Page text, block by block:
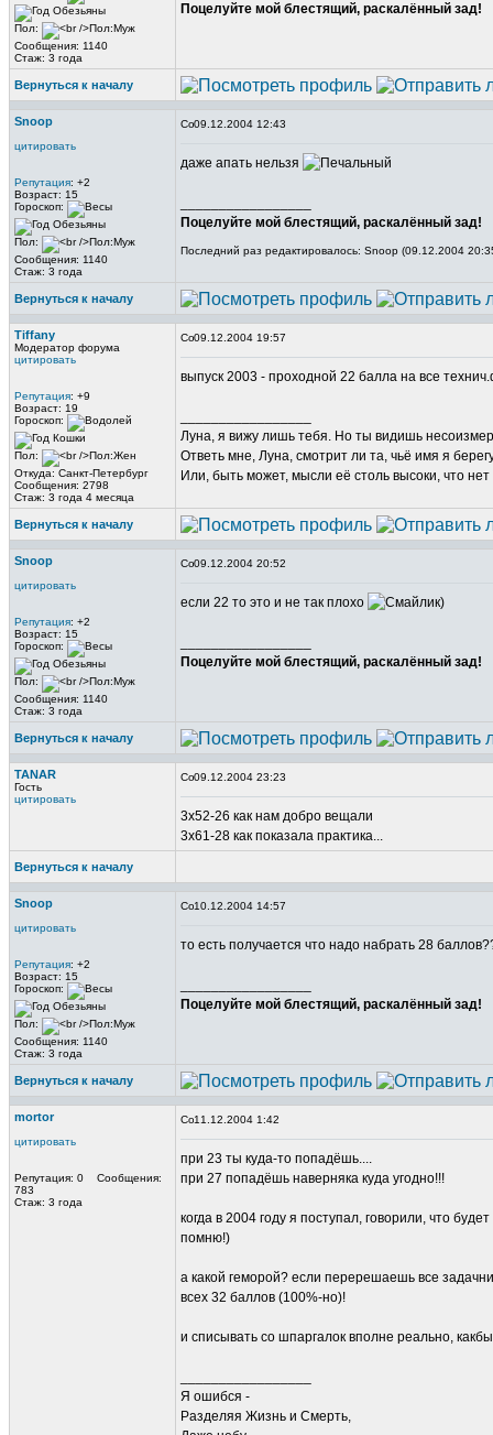
Пол:
Сообщения: 1140
Стаж: 3 года
Поцелуйте мой блестящий, раскалённый зад!
Вернуться к началу
Snoop
цитировать
Репутация: +2
Возраст: 15
Гороскоп:
Пол:
Сообщения: 1140
Стаж: 3 года
09.12.2004 12:43
даже апать нельзя
Поцелуйте мой блестящий, раскалённый зад!
Последний раз редактировалось: Snoop (09.12.2004
Вернуться к началу
Tiffany
Модератор форума
цитировать
Репутация: +9
Возраст: 19
Гороскоп:
Пол:
Откуда: Санкт-Петербург
Сообщения: 2798
Стаж: 3 года 4 месяца
09.12.2004 19:57
выпуск 2003 - проходной 22 балла на все
Луна, я вижу лишь тебя. Но ты видишь
Ответь мне, Луна, смотрит ли та, чьё имя я
Или, быть может, мысли её столь высоки, что
Вернуться к началу
Snoop
цитировать
Репутация: +2
Возраст: 15
Гороскоп:
Пол:
Сообщения: 1140
Стаж: 3 года
09.12.2004 20:52
если 22 то это и не так плохо )
Поцелуйте мой блестящий, раскалённый зад!
Вернуться к началу
TANAR
Гость
цитировать
09.12.2004 23:23
3х52-26 как нам добро вещали
3х61-28 как показала практика...
Вернуться к началу
Snoop
цитировать
Репутация: +2
Возраст: 15
Гороскоп:
Пол:
Сообщения: 1140
Стаж: 3 года
10.12.2004 14:57
то есть получается что надо набрать 28
Поцелуйте мой блестящий, раскалённый зад!
Вернуться к началу
mortor
цитировать
Репутация: 0 Сообщения:
783
Стаж: 3 года
11.12.2004 1:42
при 23 ты куда-то попадёшь....
при 27 попадёшь наверняка куда угодно!!!
когда в 2004 году я поступал, говорили, что
помню!)
а какой геморой? если перерешаешь все
всех 32 баллов (100%-но)!
и списывать со шпаргалок вполне реально,
Я ошибся -
Разделяя Жизнь и Смерть,